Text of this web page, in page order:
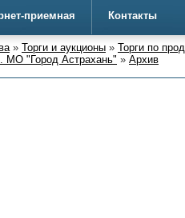
приемная Контакты
» Торги и аукционы » Торги по
МО "Город Астрахань" » Архив